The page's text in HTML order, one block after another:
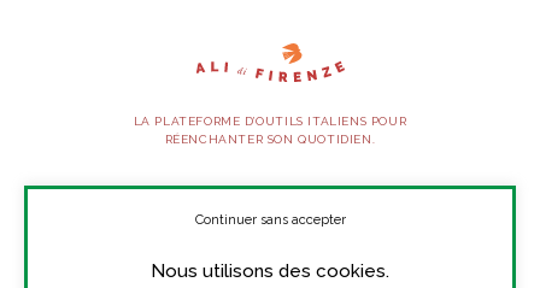
LA PLATEFORME D’OUTILS ITALIENS POUR
RÉENCHANTER SON QUOTIDIEN.
SUIVEZ-NOUS
Nous utilisons des cookies.
Continuer sans accepter